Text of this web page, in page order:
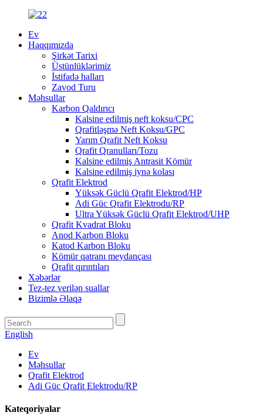
Ev
Haqqımızda
Şirkət Tarixi
Üstünlüklərimiz
İstifadə halları
Zavod Turu
Məhsullar
Karbon Qaldırıcı
Kalsine edilmiş neft koksu/CPC
Qrafitləşmə Neft Koksu/GPC
Yarım Qrafit Neft Koksu
Qrafit Qranulları/Tozu
Kalsine edilmiş Antrasit Kömür
Kalsine edilmiş iynə kolası
Qrafit Elektrod
Yüksək Güclü Qrafit Elektrod/HP
Adi Güc Qrafit Elektrodu/RP
Ultra Yüksək Güclü Qrafit Elektrod/UHP
Qrafit Kvadrat Bloku
Anod Karbon Bloku
Katod Karbon Bloku
Kömür qatranı meydançası
Qrafit qırıntıları
Xəbərlər
Tez-tez verilən suallar
Bizimlə Əlaqə
English
Ev
Məhsullar
Qrafit Elektrod
Adi Güc Qrafit Elektrodu/RP
Kateqoriyalar